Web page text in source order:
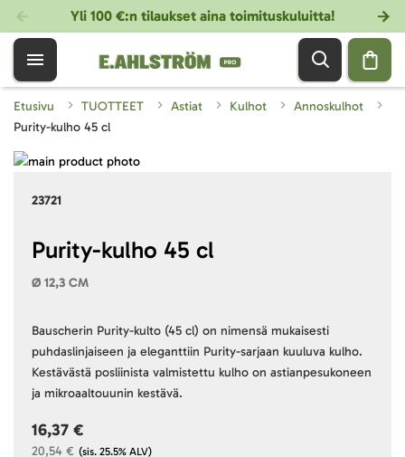
Yli 100 €:n tilaukset aina toimituskuluitta!
Etusivu TUOTTEET Astiat Kulhot
Annoskulhot
Purity-kulho 45 cl
23721
Purity-kulho 45 cl
Ø 12,3 CM
Bauscherin Purity-kulto (45 cl) on nimensä mukaisesti
puhdaslinjaiseen ja eleganttiin Purity-sarjaan kuuluva kulho.
Kestävästä posliinista valmistettu kulho on astianpesukoneen
ja mikroaaltouunin kestävä.
(sis. 25.5% ALV)
20,54 €
16,37 €
Skip
images
beginning
gallery